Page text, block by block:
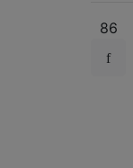
86